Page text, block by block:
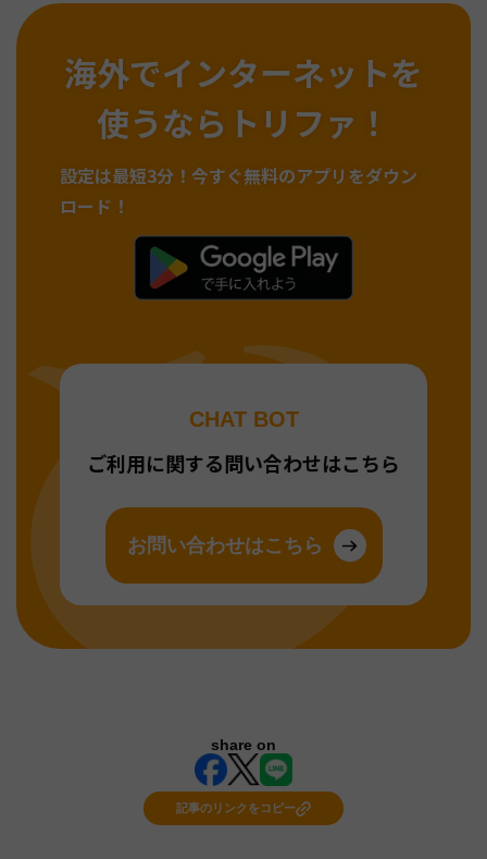
海外でインターネットを
使うならトリファ！
設定は最短3分！ 今すぐ無料のアプリをダウン
ロード！
CHAT BOT
ご利用に関する問い合わせはこちら
お問い合わせはこちら
share on
記事のリンクをコピー